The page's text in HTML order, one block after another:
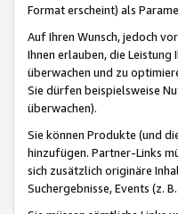
Format erscheint) als
Auf Ihren Wunsch, jedoch
Ihnen erlauben, die
überwachen und zu
Sie dürfen beispielsweise
überwachen).
Sie können Produkte (und
hinzufügen. Partner-Links
sich zusätzlich originäre
Suchergebnisse, Events (z.